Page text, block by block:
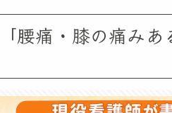
腰痛・膝の痛み